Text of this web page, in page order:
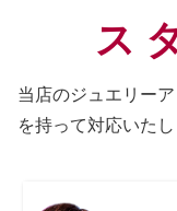
ス
当店のジュエリー
を持って対応いたし